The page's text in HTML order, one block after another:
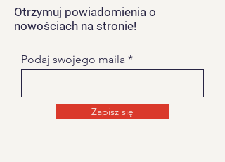
Otrzymuj powiadomienia o
nowościach na stronie!
Podaj swojego maila
Zapisz się